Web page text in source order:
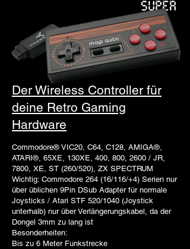
Der Wireless Controller für
deine Retro Gaming
Hardware
Commodore® VIC20, C64, C128, AMIGA®,
ATARI®, 65XE, 130XE, 400, 800, 2600 / JR,
7800, XE, ST (260/520), ZX SPECTRUM
Wichtig: Commodore 264 (16/116/+4) Serien nur
über üblichen 9Pin DSub Adapter für normale
Joysticks / Atari STF 520/1040 (Joystick
unterhalb) nur über Verlängerungskabel, da der
Dongel 3mm zu lang ist
Besonderheiten:
Bis zu 6 Meter Funkstrecke